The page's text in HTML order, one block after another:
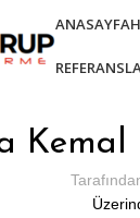
ANASAYFA